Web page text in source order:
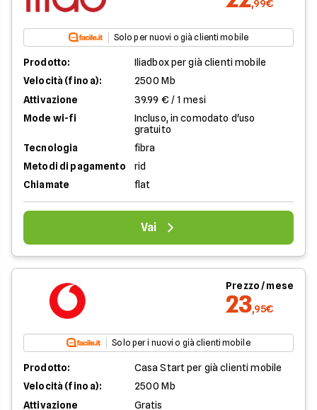
,99€
Solo per nuovi o già clienti mobile
Prodotto:
Iliadbox per già clienti mobile
Velocità (fino a):
2500 Mb
Attivazione
39.99 € / 1 mesi
Mode wi-fi
Incluso, in comodato d'uso
gratuito
Tecnologia
fibra
Metodi di pagamento
rid
Chiamate
flat
Vai
Prezzo / mese
23,95€
Solo per i nuovi o già clienti mobile
Prodotto:
Casa Start per già clienti mobile
Velocità (fino a):
2500 Mb
Attivazione
Gratis